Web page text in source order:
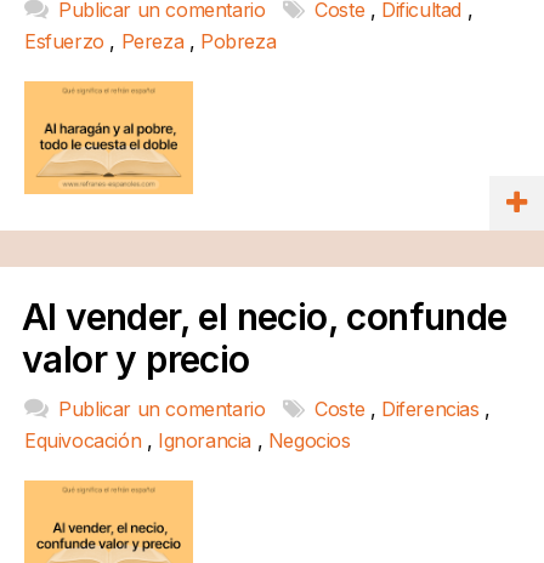
Publicar un comentario Coste , Dificultad ,
Esfuerzo , Pereza , Pobreza
Al vender, el necio, confunde
valor y precio
Publicar un comentario Coste , Diferencias ,
Equivocación , Ignorancia , Negocios